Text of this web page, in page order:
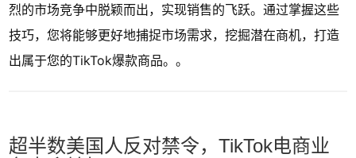
烈的市场竞争中脱颖而出，实现销售的飞跃。通过掌握这些
技巧，您将能够更好地捕捉市场需求，挖掘潜在商机，打造
出属于您的TikTok爆款商品。。
超半数美国人反对禁令，TikTok电商业